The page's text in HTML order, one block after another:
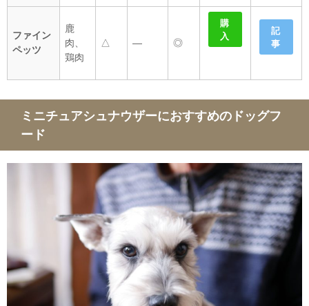
ファイン
ペッツ
鹿
肉、
鶏肉
△ ― ◎
購
入
記
事
ミニチュアシュナウザーにおすすめのドッグフ
ード